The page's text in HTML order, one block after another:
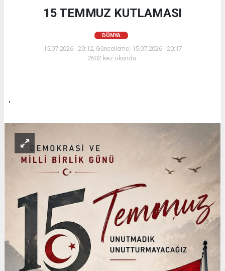
15 TEMMUZ KUTLAMASI
DÜNYA
15.07.2026 - 20:12, Güncelleme: 15.07.2026 - 20:17
2602 kez okundu.
.